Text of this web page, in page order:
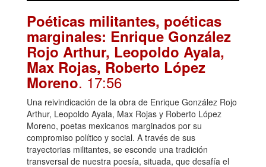
Poéticas militantes, poéticas
marginales: Enrique González
Rojo Arthur, Leopoldo Ayala,
Max Rojas, Roberto López
Moreno. 17:56
Una reivindicación de la obra de Enrique González Rojo
Arthur, Leopoldo Ayala, Max Rojas y Roberto López
Moreno, poetas mexicanos marginados por su
compromiso político y social. A través de sus
trayectorias militantes, se esconde una tradición
transversal de nuestra poesía, situada, que desafía el